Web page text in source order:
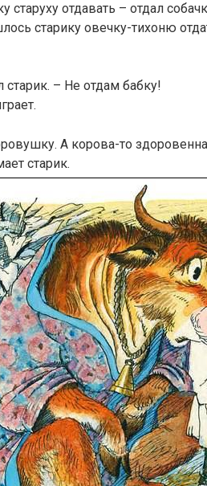
старуху отдавать – отдал
старику овечку-тихоню
старик. – Не отдам бабку!
А корова-то
старик.